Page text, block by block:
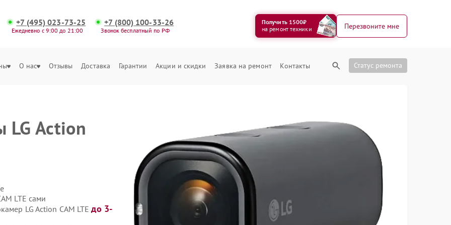
+7 (495) 023-73-25
Ежедневно с 9:00 до 21:00
+7 (800) 100-33-26
Звонок бесплатный по РФ
Получить 1500₽
на ремонт техники
Перезвоните мне
О нас Отзывы Доставка Гарантии Акции и скидки Заявка на ремонт Контакты Статус ремонта
LG Action
LTE сами
LG Action CAM LTEдо 3-